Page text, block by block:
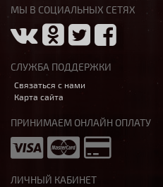
МЫ В СОЦИАЛЬНЫХ СЕТЯХ
СЛУЖБА ПОДДЕРЖКИ
Связаться с нами
Карта сайта
ПРИНИМАЕМ ОНЛАЙН ОПЛАТУ
ЛИЧНЫЙ КАБИНЕТ